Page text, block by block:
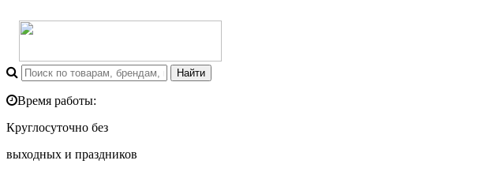
Время работы:
Круглосуточно без
выходных и праздников